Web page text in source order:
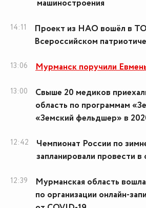
машиностроения
14:11
Проект из НАО вошёл в
Всероссийском
13:06 Мурманск поручили
13:00
Свыше 20 медиков
область по программам
«Земский фельдшер» в
12:42
Чемпионат России по
запланировали провести
12:39
Мурманская область
по организации онлайн-